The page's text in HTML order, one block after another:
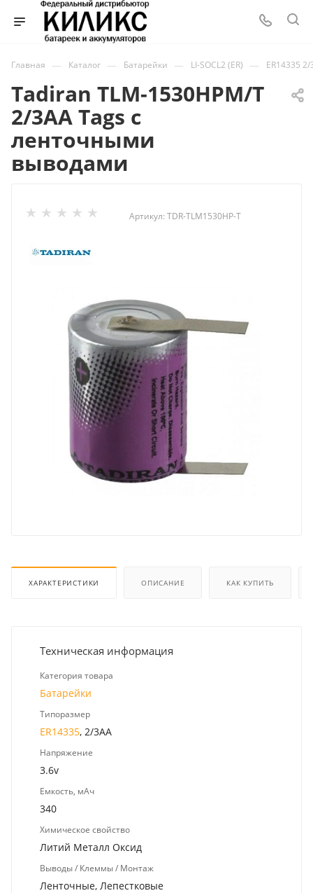
Главная — Каталог — Батарейки — LI-SOCL2 (ER) — ER14335 2/
Tadiran TLM-1530HPM/T
2/3AA Tags с
ленточными
выводами
Артикул: TDR-TLM1530HP-T
ХАРАКТЕРИСТИКИ ОПИСАНИЕ КАК КУПИТЬ
Техническая информация
Категория товара
Батарейки
Типоразмер
ER14335, 2/3AA
Напряжение
3.6v
Емкость, мАч
340
Химическое свойство
Литий Металл Оксид
Выводы / Клеммы / Монтаж
Ленточные, Лепестковые